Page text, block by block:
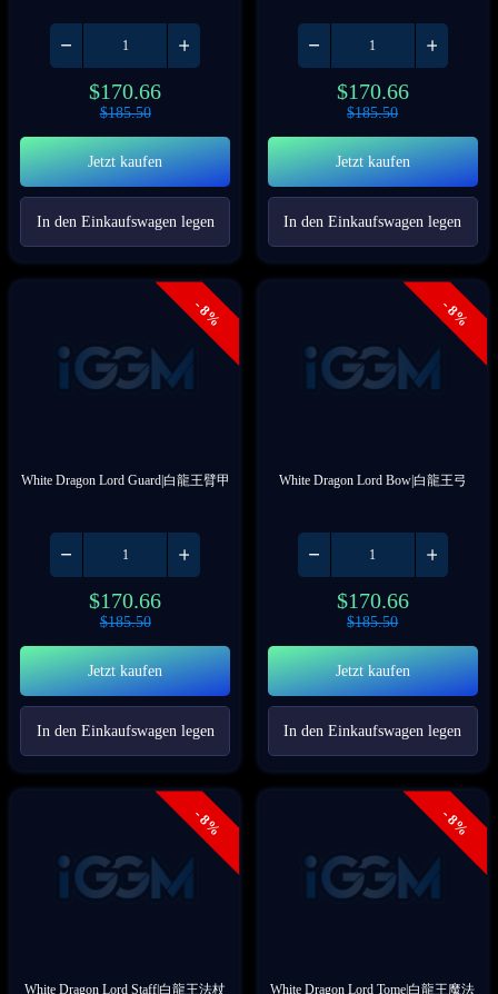
$170.66
$185.50
Jetzt kaufen
In den Einkaufswagen legen
$170.66
$185.50
Jetzt kaufen
In den Einkaufswagen legen
- 8%
White Dragon Lord Guard|白龍王臂甲
$170.66
$185.50
Jetzt kaufen
In den Einkaufswagen legen
- 8%
White Dragon Lord Bow|白龍王弓
$170.66
$185.50
Jetzt kaufen
In den Einkaufswagen legen
- 8%
White Dragon Lord Staff|白龍王法杖
- 8%
White Dragon Lord Tome|白龍王魔法